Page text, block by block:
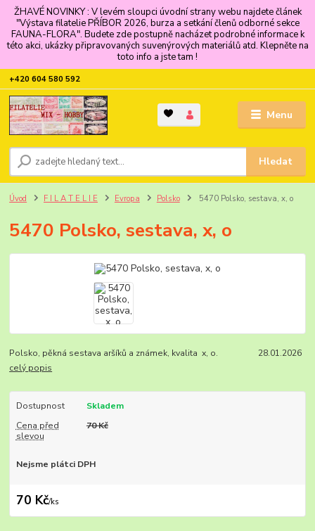
ŽHAVÉ NOVINKY : V levém sloupci úvodní strany webu najdete článek
"Výstava filatelie PŘÍBOR 2026, burza a setkání členů odborné sekce
FAUNA-FLORA". Budete zde postupně nacházet podrobné informace k
této akci, ukázky připravovaných suvenýrových materiálů atd. Klepněte na
toto info a jste tam !
Menu
Hledat
+420 604 580 592
Úvod F I L A T E L I E Evropa Polsko 5470 Polsko, sestava, x, o
5470 Polsko, sestava, x, o
Polsko, pěkná sestava aršíků a známek, kvalita x, o. 28.01.2026
celý popis
Dostupnost
Skladem
Cena před
slevou
70 Kč
Nejsme plátci DPH
70 Kč/ks